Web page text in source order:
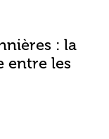
: la
entre les